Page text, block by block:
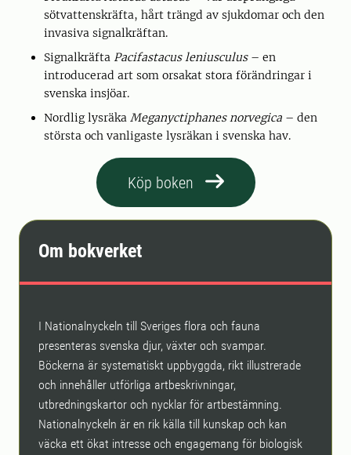
sötvattenskräfta, hårt trängd av sjukdomar och den
invasiva signalkräftan.
Signalkräfta Pacifastacus leniusculus– en
introducerad art som orsakat stora förändringar i
svenska insjöar.
Nordlig lysräka Meganyctiphanes norvegica – den
största och vanligaste lysräkan i svenska hav.
Köp boken
Om bokverket
I Nationalnyckeln till Sveriges flora och fauna
presenteras svenska djur, växter och svampar.
Böckerna är systematiskt uppbyggda, rikt illustrerade
och innehåller utförliga artbeskrivningar,
utbredningskartor och nycklar för artbestämning.
Nationalnyckeln är en rik källa till kunskap och kan
väcka ett ökat intresse och engagemang för biologisk